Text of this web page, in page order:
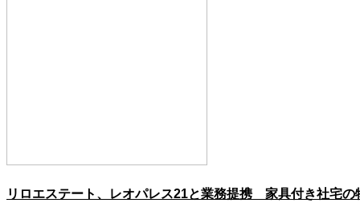
リロエステート、レオパレス21と業務提携 家具付き社宅の